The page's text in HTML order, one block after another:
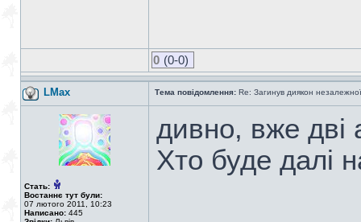
0 (0-0)
LMax Тема повідомлення: Re: Загинув диякон
Стать:
Востаннє тут були:
07 лютого 2011, 10:23
Написано: 445
дивно, вже дві
Хто буде далі